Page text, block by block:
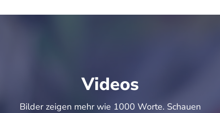
Videos
Bilder zeigen mehr wie 1000 Worte. Schauen